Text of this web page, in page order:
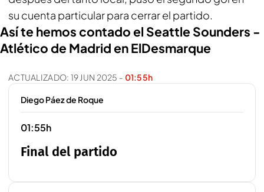
su cuenta particular para cerrar el partido.
Así te hemos contado el Seattle Sounders -
Atlético de Madrid en ElDesmarque
ACTUALIZADO: 19 JUN 2025 - 01:55h
Diego Páez de Roque
01:55h
Final del partido